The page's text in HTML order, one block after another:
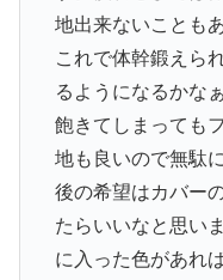
地出来ないことも
これで体幹鍛えら
るようになるかな
飽きてしまっても
地も良いので無駄
後の希望はカバー
たらいいなと思い
に入った色があれ